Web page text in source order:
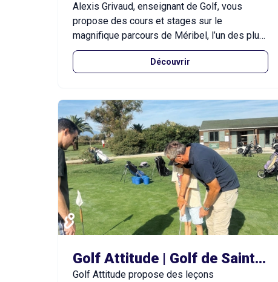
Alexis Grivaud, enseignant de Golf, vous
propose des cours et stages sur le
magnifique parcours de Méribel, l’un des plus
beaux golfs de montagne en Europe. Il vous
accueille de début juin à fin octobre, dans un
Découvrir
Golf Attitude | Golf de Saint-Cyprien
Golf Attitude propose des leçons